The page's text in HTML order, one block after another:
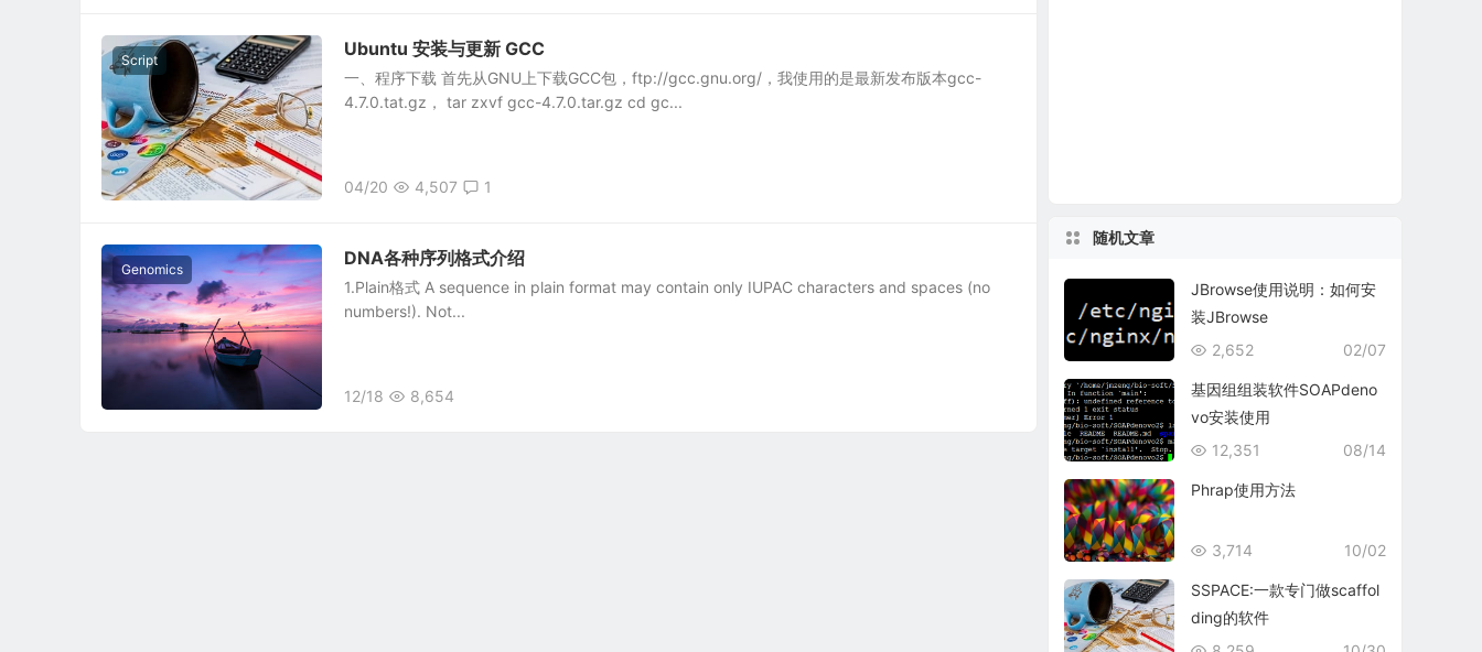
Script
Ubuntu 安装与更新 GCC
一、程序下载 首先从GNU上下载GCC包，ftp://gcc.gnu.org/，我使用的是最新发布版本gcc-
4.7.0.tat.gz， tar zxvf gcc-4.7.0.tar.gz cd gc...
04/20 4,507 1
Genomics
DNA各种序列格式介绍
1.Plain格式 A sequence in plain format may contain only IUPAC characters and spaces (no
numbers!). Not...
12/18 8,654
随机文章
JBrowse使用说明：如何安
装JBrowse
02/07
2,652
基因组组装软件SOAPdeno
vo安装使用
08/14
12,351
Phrap使用方法
10/02
3,714
SSPACE:一款专门做scaffol
ding的软件